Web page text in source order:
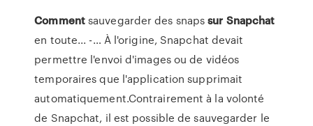
Commentsauvegarder des snapssur Snapchat
en toute... -… À l'origine, Snapchat devait
permettre l'envoi d'images ou de vidéos
temporaires que l'application supprimait
automatiquement.Contrairement à la volonté
de Snapchat, il est possible de sauvegarder le